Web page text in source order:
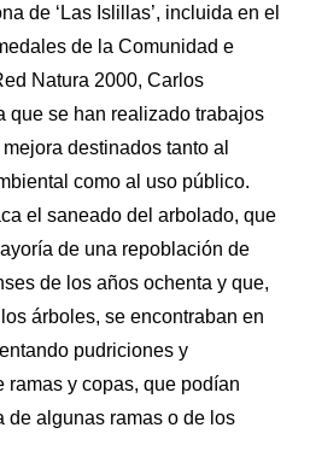
de ‘Las Islillas’, incluida en el
de la Comunidad e
Natura 2000, Carlos
que se han realizado trabajos
destinados tanto al
como al uso público.
el saneado del arbolado, que
de una repoblación de
de los años ochenta y que,
árboles, se encontraban en
pudriciones y
ramas y copas, que podían
de algunas ramas o de los